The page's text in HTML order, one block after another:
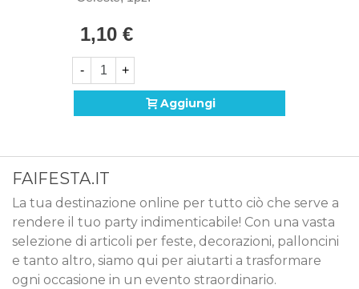
1,10 €
- +
Aggiungi
FAIFESTA.IT
La tua destinazione online per tutto ciò che serve a
rendere il tuo party indimenticabile! Con una vasta
selezione di articoli per feste, decorazioni, palloncini
e tanto altro, siamo qui per aiutarti a trasformare
ogni occasione in un evento straordinario.